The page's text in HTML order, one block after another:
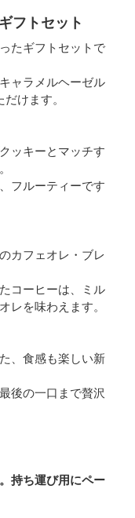
フトセット
たギフトセットで
ャラメルヘーゼル
けます。
ッキーとマッチす
フルーティーです
カフェオレ・ブレ
コーヒーは、ミル
レを味わえます。
、食感も楽しい新
後の一口まで贅沢
持ち運び用にペー